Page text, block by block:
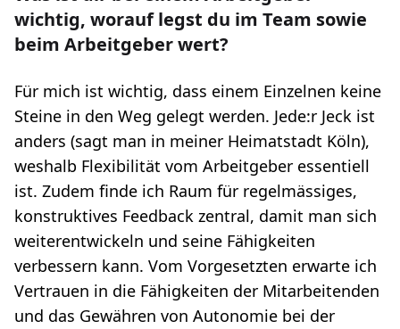
wichtig, worauf legst du im Team sowie
beim Arbeitgeber wert?
Für mich ist wichtig, dass einem Einzelnen keine
Steine in den Weg gelegt werden. Jede:r Jeck ist
anders (sagt man in meiner Heimatstadt Köln),
weshalb Flexibilität vom Arbeitgeber essentiell
ist. Zudem finde ich Raum für regelmässiges,
konstruktives Feedback zentral, damit man sich
weiterentwickeln und seine Fähigkeiten
verbessern kann. Vom Vorgesetzten erwarte ich
Vertrauen in die Fähigkeiten der Mitarbeitenden
und das Gewähren von Autonomie bei der